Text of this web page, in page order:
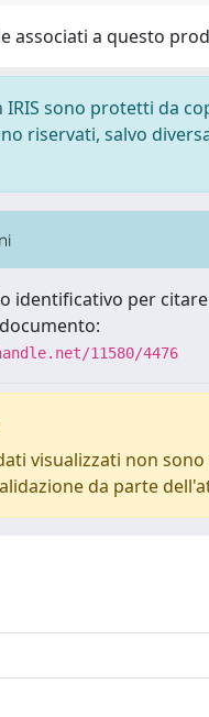
associati a questo
IRIS sono protetti da
riservati, salvo
identificativo per
11580/4476
visualizzati non
da parte